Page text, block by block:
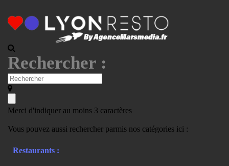
Rechercher :
Merci d'indiquer au moins 3 caractères
Vous pouvez aussi rechercher parmis nos catégories ici :
Restaurants :